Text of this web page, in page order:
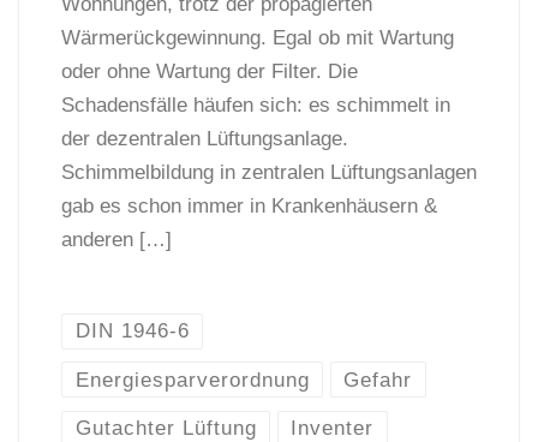
Wärmerückgewinnung. Egal ob mit Wartung
oder ohne Wartung der Filter. Die
Schadensfälle häufen sich: es schimmelt in
der dezentralen Lüftungsanlage.
Schimmelbildung in zentralen Lüftungsanlagen
gab es schon immer in Krankenhäusern &
anderen […]
DIN 1946-6
Energiesparverordnung Gefahr
Gutachter Lüftung Inventer